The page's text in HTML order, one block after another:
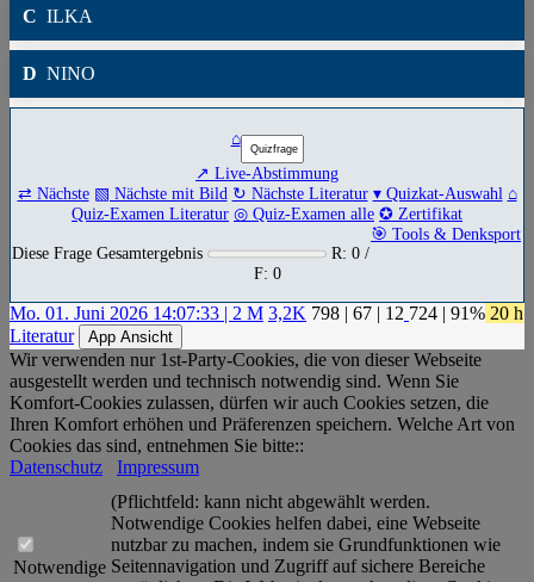
C ILKA
D NINO
⌂
↗ Live-Abstimmung
⇄ Nächste ▧ Nächste mit Bild ↻ Nächste Literatur ▾ Quizkat-Auswahl ⌂
Quiz-Examen Literatur ◎ Quiz-Examen alle ✪ Zertifikat
🎯 Tools & Denksport
Diese Frage Gesamtergebnis
R: 0 /
F: 0
Mo. 01. Juni 2026 14:07:33 | 2 M 3,2K 798 | 67 | 12 724 | 91% 20 h
Literatur
App Ansicht
Wir verwenden nur 1st-Party-Cookies, die von dieser Webseite
ausgestellt werden und technisch notwendig sind. Wenn Sie
Komfort-Cookies zulassen, dürfen wir auch Cookies setzen, die
Ihren Komfort erhöhen und Präferenzen speichern. Welche Art von
Cookies das sind, entnehmen Sie bitte::
Datenschutz
Impressum
Notwendige
(Pflichtfeld: kann nicht abgewählt werden.
Notwendige Cookies helfen dabei, eine Webseite
nutzbar zu machen, indem sie Grundfunktionen wie
Seitennavigation und Zugriff auf sichere Bereiche